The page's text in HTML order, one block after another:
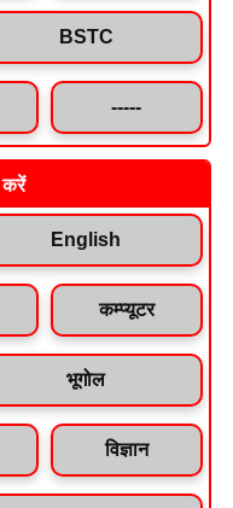
BSTC
-----
करें
English
कम्प्यूटर
भूगोल
विज्ञान